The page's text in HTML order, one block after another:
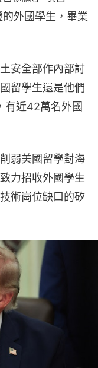
的外國學生，畢業
安全部作內部討
留學生還是他們
有近42萬名外國
弱美國留學對海
力招收外國學生
術崗位缺口的矽